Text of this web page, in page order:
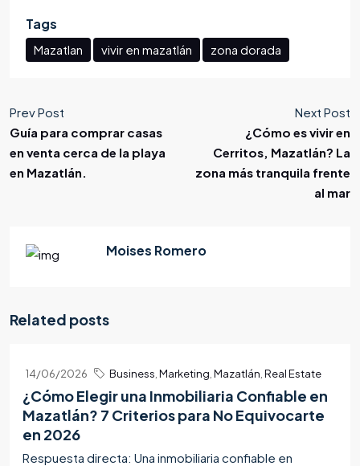
Tags
Mazatlan vivir en mazatlán zona dorada
Prev Post
Guía para comprar casas
en venta cerca de la playa
en Mazatlán.
Next Post
¿Cómo es vivir en
Cerritos, Mazatlán? La
zona más tranquila frente
al mar
Moises Romero
Related posts
14/06/2026 Business Marketing Mazatlán Real Estate
¿Cómo Elegir una Inmobiliaria Confiable en
Mazatlán? 7 Criterios para No Equivocarte
en 2026
Respuesta directa: Una inmobiliaria confiable en